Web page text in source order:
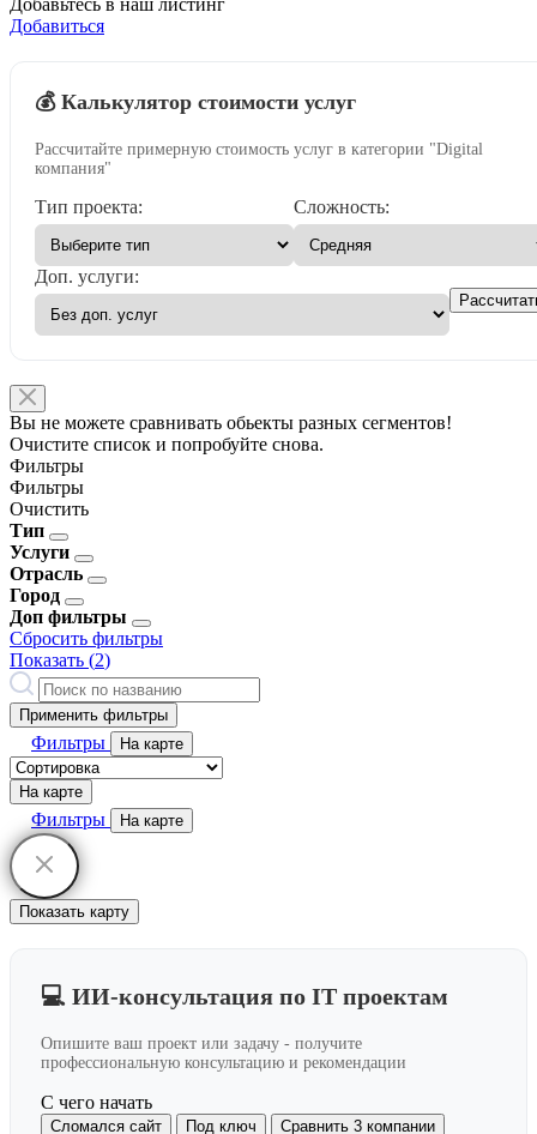
Добавиться
💰 Калькулятор стоимости услуг
Рассчитайте примерную стоимость услуг в категории "Digital
компания"
Тип проекта: Сложность:
Доп. услуги:
Вы не можете сравнивать обьекты разных сегментов!
Очистите список и попробуйте снова.
Фильтры
Фильтры
Очистить
Тип
Услуги
Отрасль
Город
Доп фильтры
Сбросить фильтры
Показать (2)
Применить фильтры
Фильтры На карте
На карте
Фильтры На карте
Показать карту
💻 ИИ-консультация по IT проектам
Опишите ваш проект или задачу - получите
профессиональную консультацию и рекомендации
С чего начать
Сломался сайт Под ключ Сравнить 3 компании